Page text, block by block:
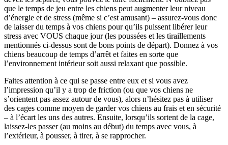
que le temps de jeu entre les chiens peut augmenter leur niveau
d’énergie et de stress (même si c’est amusant) – assurez-vous donc
de laisser du temps à vos chiens pour qu’ils puissent libérer leur
stress avec VOUS chaque jour (les poussées et les tiraillements
mentionnés ci-dessus sont de bons points de départ). Donnez à vos
chiens beaucoup de temps d’arrêt et faites en sorte que
l’environnement intérieur soit aussi relaxant que possible.
Faites attention à ce qui se passe entre eux et si vous avez
l’impression qu’il y a trop de friction (ou que vos chiens ne
s’orientent pas assez autour de vous), alors n’hésitez pas à utiliser
des cages comme moyen de garder vos chiens au frais et en sécurité
– à l’écart les uns des autres. Ensuite, lorsqu’ils sortent de la cage,
laissez-les passer (au moins au début) du temps avec vous, à
l’extérieur, à pousser, à tirer, à se rapprocher.